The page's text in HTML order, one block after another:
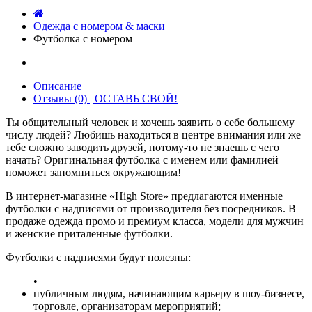
Одежда с номером & маски
Футболка с номером
Описание
Отзывы (0) | ОСТАВЬ СВОЙ!
Ты общительный человек и хочешь заявить о себе большему
числу людей? Любишь находиться в центре внимания или же
тебе сложно заводить друзей, потому-то не знаешь с чего
начать? Оригинальная футболка с именем или фамилией
поможет запомниться окружающим!
В интернет-магазине «High Store» предлагаются именные
футболки с надписями от производителя без посредников. В
продаже одежда промо и премиум класса, модели для мужчин
и женские приталенные футболки.
Футболки с надписями будут полезны:
•
публичным людям, начинающим карьеру в шоу-бизнесе,
торговле, организаторам мероприятий;